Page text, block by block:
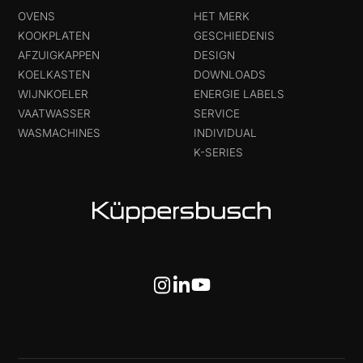
OVENS
KOOKPLATEN
AFZUIGKAPPEN
KOELKASTEN
WIJNKOELER
VAATWASSER
WASMACHINES
HET MERK
GESCHIEDENIS
DESIGN
DOWNLOADS
ENERGIE LABELS
SERVICE
INDIVIDUAL
K-SERIES